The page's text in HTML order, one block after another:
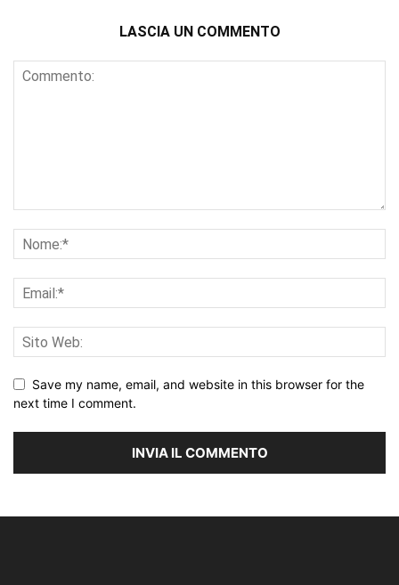
LASCIA UN COMMENTO
Save my name, email, and website in this browser for the
next time I comment.